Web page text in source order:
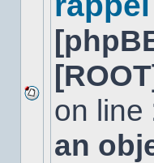
Aucun
nouveau
message
non-
on line
an